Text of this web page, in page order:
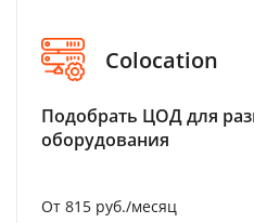
Colocation
Подобрать ЦОД для
оборудования
От 815 руб./месяц